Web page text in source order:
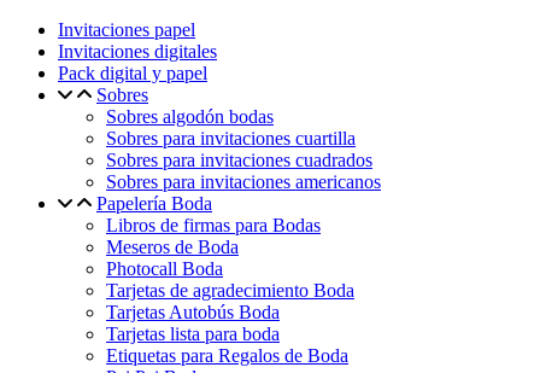
Invitaciones papel
Invitaciones digitales
Pack digital y papel
Sobres
Sobres algodón bodas
Sobres para invitaciones cuartilla
Sobres para invitaciones cuadrados
Sobres para invitaciones americanos
Papelería Boda
Libros de firmas para Bodas
Meseros de Boda
Photocall Boda
Tarjetas de agradecimiento Boda
Tarjetas Autobús Boda
Tarjetas lista para boda
Etiquetas para Regalos de Boda